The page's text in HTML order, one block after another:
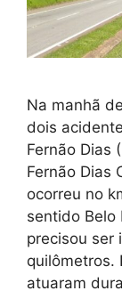
Na manhã
dois
Fernão Dias
Fernão Dias
ocorreu no
sentido Belo
precisou ser
quilômetros.
atuaram